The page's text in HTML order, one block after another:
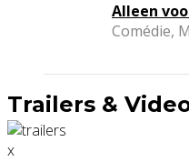
Alleen
Comédie,
Trailers &
x